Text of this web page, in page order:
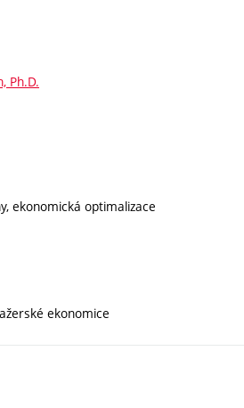
Ph.D.
ekonomická optimalizace
ekonomice